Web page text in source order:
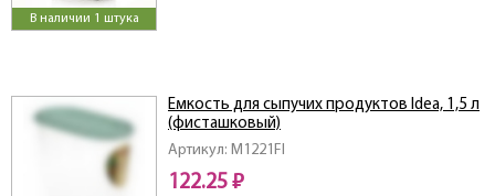
В наличии 1 штука
Артикул: M1221FI
Емкость для сыпучих продуктов Idea, 1,5 л
(фисташковый)
122.25 ₽